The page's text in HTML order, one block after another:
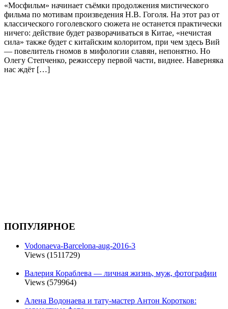
«Мосфильм» начинает съёмки продолжения мистического
фильма по мотивам произведения Н.В. Гоголя. На этот раз от
классического гоголевского сюжета не останется практически
ничего: действие будет разворачиваться в Китае, «нечистая
сила» также будет с китайским колоритом, при чем здесь Вий
— повелитель гномов в мифологии славян, непонятно. Но
Олегу Степченко, режиссеру первой части, виднее. Наверняка
нас ждёт […]
ПОПУЛЯРНОЕ
Vodonaeva-Barcelona-aug-2016-3
Views (1511729)
Валерия Кораблева — личная жизнь, муж, фотографии
Views (579964)
Алена Водонаева и тату-мастер Антон Коротков: